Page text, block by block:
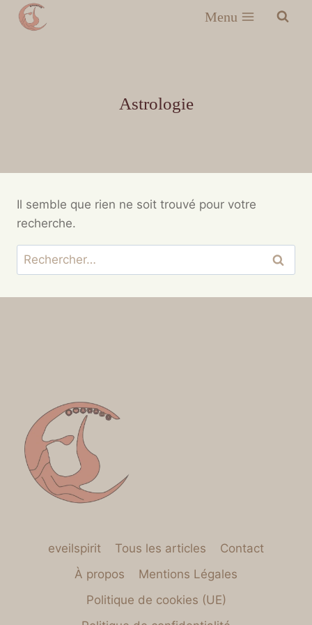
Menu
Astrologie
Il semble que rien ne soit trouvé pour votre
recherche.
eveilspirit Tous les articles
Contact
À propos
Mentions Légales
Politique de cookies (UE)